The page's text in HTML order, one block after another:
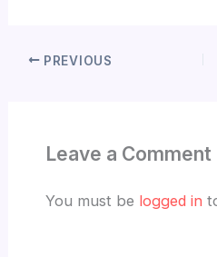
PREVIOUS
Leave a Comment
You must be logged in